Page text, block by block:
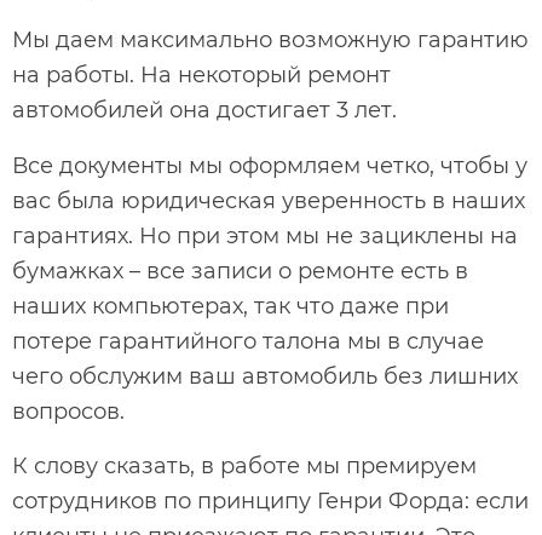
Мы даем максимально возможную гарантию
на работы. На некоторый ремонт
автомобилей она достигает 3 лет.
Все документы мы оформляем четко, чтобы у
вас была юридическая уверенность в наших
гарантиях. Но при этом мы не зациклены на
бумажках – все записи о ремонте есть в
наших компьютерах, так что даже при
потере гарантийного талона мы в случае
чего обслужим ваш автомобиль без лишних
вопросов.
К слову сказать, в работе мы премируем
сотрудников по принципу Генри Форда: если